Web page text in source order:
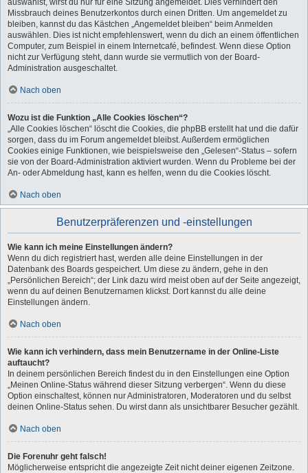
auswählst, wirst du nur für eine Sitzung angemeldet. Dies verhindert den
Missbrauch deines Benutzerkontos durch einen Dritten. Um angemeldet zu
bleiben, kannst du das Kästchen „Angemeldet bleiben“ beim Anmelden
auswählen. Dies ist nicht empfehlenswert, wenn du dich an einem öffentlichen
Computer, zum Beispiel in einem Internetcafé, befindest. Wenn diese Option
nicht zur Verfügung steht, dann wurde sie vermutlich von der Board-
Administration ausgeschaltet.
Nach oben
Wozu ist die Funktion „Alle Cookies löschen“?
„Alle Cookies löschen“ löscht die Cookies, die phpBB erstellt hat und die dafür
sorgen, dass du im Forum angemeldet bleibst. Außerdem ermöglichen
Cookies einige Funktionen, wie beispielsweise den „Gelesen“-Status – sofern
sie von der Board-Administration aktiviert wurden. Wenn du Probleme bei der
An- oder Abmeldung hast, kann es helfen, wenn du die Cookies löscht.
Nach oben
Benutzerpräferenzen und -einstellungen
Wie kann ich meine Einstellungen ändern?
Wenn du dich registriert hast, werden alle deine Einstellungen in der
Datenbank des Boards gespeichert. Um diese zu ändern, gehe in den
„Persönlichen Bereich“; der Link dazu wird meist oben auf der Seite angezeigt,
wenn du auf deinen Benutzernamen klickst. Dort kannst du alle deine
Einstellungen ändern.
Nach oben
Wie kann ich verhindern, dass mein Benutzername in der Online-Liste
auftaucht?
In deinem persönlichen Bereich findest du in den Einstellungen eine Option
„Meinen Online-Status während dieser Sitzung verbergen“. Wenn du diese
Option einschaltest, können nur Administratoren, Moderatoren und du selbst
deinen Online-Status sehen. Du wirst dann als unsichtbarer Besucher gezählt.
Nach oben
Die Forenuhr geht falsch!
Möglicherweise entspricht die angezeigte Zeit nicht deiner eigenen Zeitzone.